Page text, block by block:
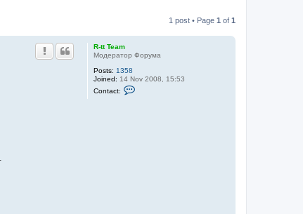
1 post • Page 1 of 1
R-tt Team
Модератор Форума
Posts: 1358
Joined: 14 Nov 2008, 15:53
Contact: